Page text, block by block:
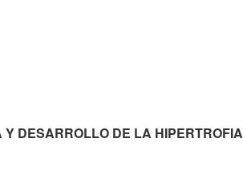
DESARROLLO DE LA HIPERTROFIA